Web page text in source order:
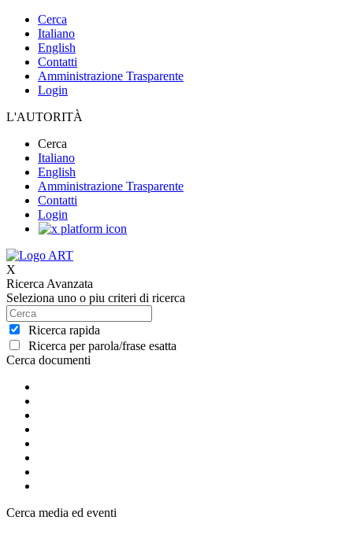
Cerca
Italiano
English
Contatti
Amministrazione Trasparente
Login
L'AUTORITÀ
Cerca
Italiano
English
Amministrazione Trasparente
Contatti
Login
X
Ricerca Avanzata
Seleziona uno o piu criteri di ricerca
Ricerca rapida
Ricerca per parola/frase esatta
Cerca documenti
Cerca media ed eventi